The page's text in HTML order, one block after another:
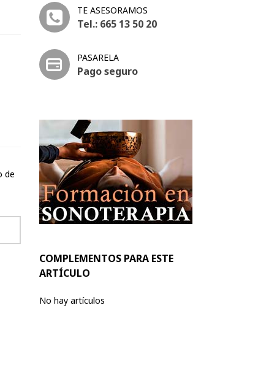
de
TE ASESORAMOS
Tel.: 665 13 50 20
PASARELA
Pago seguro
COMPLEMENTOS PARA ESTE
ARTÍCULO
No hay artículos